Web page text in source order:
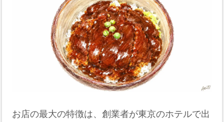
お店の最大の特徴は、創業者が東京のホテルで出